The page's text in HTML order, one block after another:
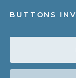
BUTTONS